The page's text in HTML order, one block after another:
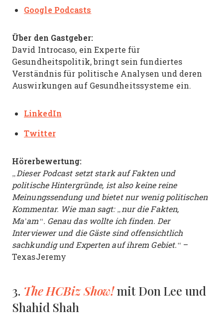
Google Podcasts
Über den Gastgeber:
David Introcaso, ein Experte für
Gesundheitspolitik, bringt sein fundiertes
Verständnis für politische Analysen und deren
Auswirkungen auf Gesundheitssysteme ein.
LinkedIn
Twitter
Hörerbewertung:
„Dieser Podcast setzt stark auf Fakten und
politische Hintergründe, ist also keine reine
Meinungssendung und bietet nur wenig politischen
Kommentar. Wie man sagt: „nur die Fakten,
Ma’am“. Genau das wollte ich finden. Der
Interviewer und die Gäste sind offensichtlich
sachkundig und Experten auf ihrem Gebiet.“ –
TexasJeremy
3. The HCBiz Show!mit Don Lee und
Shahid Shah